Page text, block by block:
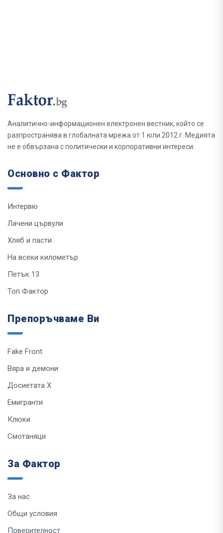
Аналитично-информационен електронен вестник, който се
разпространява в глобалната мрежа от 1 юли 2012 г. Медията
не е обвързана с политически и корпоративни интереси.
Основно с Фактор
Интервю
Лачени цървули
Хляб и пасти
На всеки километър
Петък 13
Топ Фактор
Препоръчваме Ви
Fake Front
Вяра и демони
Досиетата Х
Емигранти
Клюки
Смотаняци
За Фактор
За нас
Общи условия
Поверителност